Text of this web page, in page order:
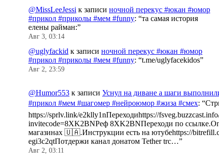
@MissLeeJessi к записи ночной перекус #юкан #юмор
#прикол #приколы #мем #funny: “та самая история
елены райман:”
Авг 3, 03:14
@uglyfackid к записи ночной перекус #юкан #юмор
#прикол #приколы #мем #funny: “t.me/uglyfacekidos”
Авг 2, 23:59
@Humor553 к записи Уснул на диване а шаги
#прикол #мем #шагомер #нейроюмор #жиза #смех: “
https://sprlv.link/e2klly1nПереходиhttps://
invitecode=8XK2BNРеф 8XK2BNПереходи по
магазинах 🇺🇦.Инструкции есть на ютубеhttps://
egi3c2qtПотдержи канал донатом Tether trc…”
Авг 2, 03:11